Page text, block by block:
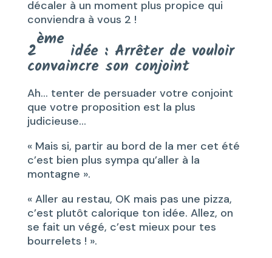
décaler à un moment plus propice qui
conviendra à vous 2 !
2ème idée : Arrêter de vouloir
convaincre son conjoint
Ah… tenter de persuader votre conjoint
que votre proposition est la plus
judicieuse…
« Mais si, partir au bord de la mer cet été
c’est bien plus sympa qu’aller à la
montagne ».
« Aller au restau, OK mais pas une pizza,
c’est plutôt calorique ton idée. Allez, on
se fait un végé, c’est mieux pour tes
bourrelets ! ».